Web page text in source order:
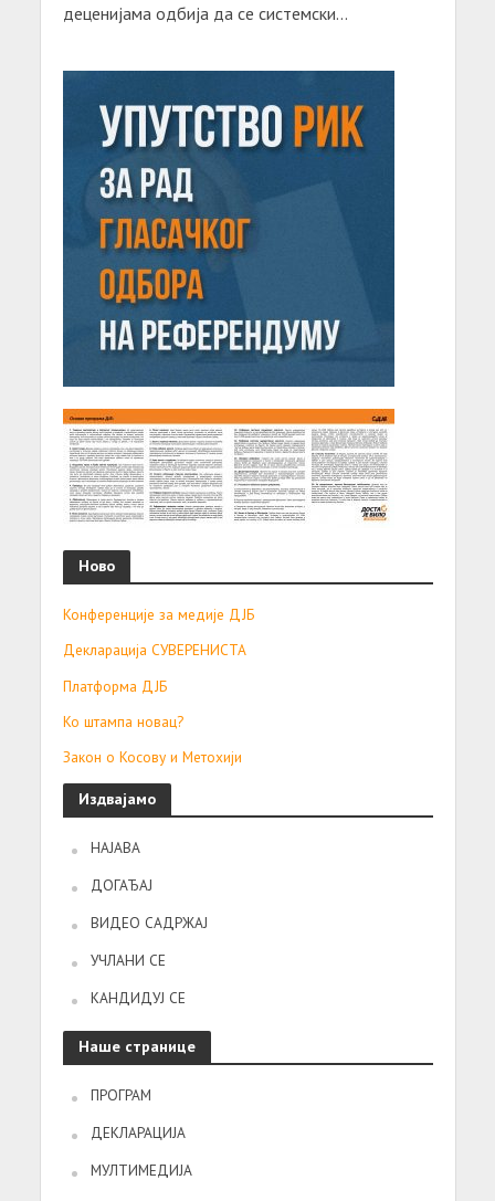
деценијама одбија да се системски...
Ново
Конференције за медије ДЈБ
Декларација СУВЕРЕНИСТА
Платформа ДЈБ
Ко штампа новац?
Закон о Косову и Метохији
Издвајамо
НАЈАВА
ДОГАЂАЈ
ВИДЕО САДРЖАЈ
УЧЛАНИ СЕ
КАНДИДУЈ СЕ
Наше странице
ПРОГРАМ
ДЕКЛАРАЦИЈА
МУЛТИМЕДИЈА